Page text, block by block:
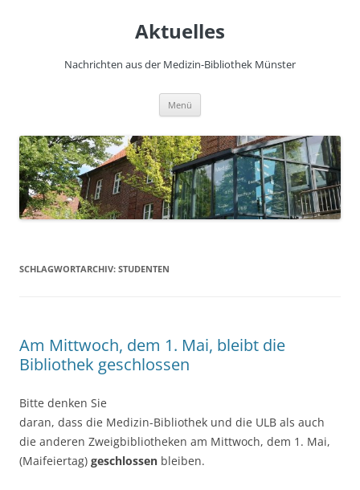
Aktuelles
Nachrichten aus der Medizin-Bibliothek Münster
Menü
SCHLAGWORTARCHIV: STUDENTEN
Am Mittwoch, dem 1. Mai, bleibt die
Bibliothek geschlossen
Bitte denken Sie
daran, dass die Medizin-Bibliothek und die ULB als auch
die anderen Zweigbibliotheken am Mittwoch, dem 1. Mai,
(Maifeiertag) geschlossen bleiben.